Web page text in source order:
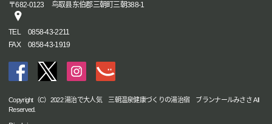
〒682-0123 鸟取县东伯郡三朝町三朝388-1
TEL
0858-43-2211
FAX
0858-43-1919
Copyright（C）2022 湯治で大人気 三朝温泉健康づくりの湯治宿 ブランナールみささ All
Reserved.